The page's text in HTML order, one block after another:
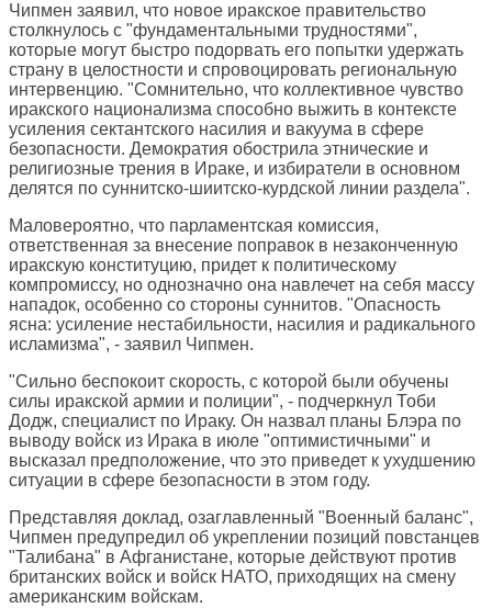
Чипмен заявил, что новое иракское правительство
столкнулось с "фундаментальными трудностями",
которые могут быстро подорвать его попытки удержать
страну в целостности и спровоцировать региональную
интервенцию. "Сомнительно, что коллективное чувство
иракского национализма способно выжить в контексте
усиления сектантского насилия и вакуума в сфере
безопасности. Демократия обострила этнические и
религиозные трения в Ираке, и избиратели в основном
делятся по суннитско-шиитско-курдской линии раздела".
Маловероятно, что парламентская комиссия,
ответственная за внесение поправок в незаконченную
иракскую конституцию, придет к политическому
компромиссу, но однозначно она навлечет на себя массу
нападок, особенно со стороны суннитов. "Опасность
ясна: усиление нестабильности, насилия и радикального
исламизма", - заявил Чипмен.
"Сильно беспокоит скорость, с которой были обучены
силы иракской армии и полиции", - подчеркнул Тоби
Додж, специалист по Ираку. Он назвал планы Блэра по
выводу войск из Ирака в июле "оптимистичными" и
высказал предположение, что это приведет к ухудшению
ситуации в сфере безопасности в этом году.
Представляя доклад, озаглавленный "Военный баланс",
Чипмен предупредил об укреплении позиций повстанцев
"Талибана" в Афганистане, которые действуют против
британских войск и войск НАТО, приходящих на смену
американским войскам.